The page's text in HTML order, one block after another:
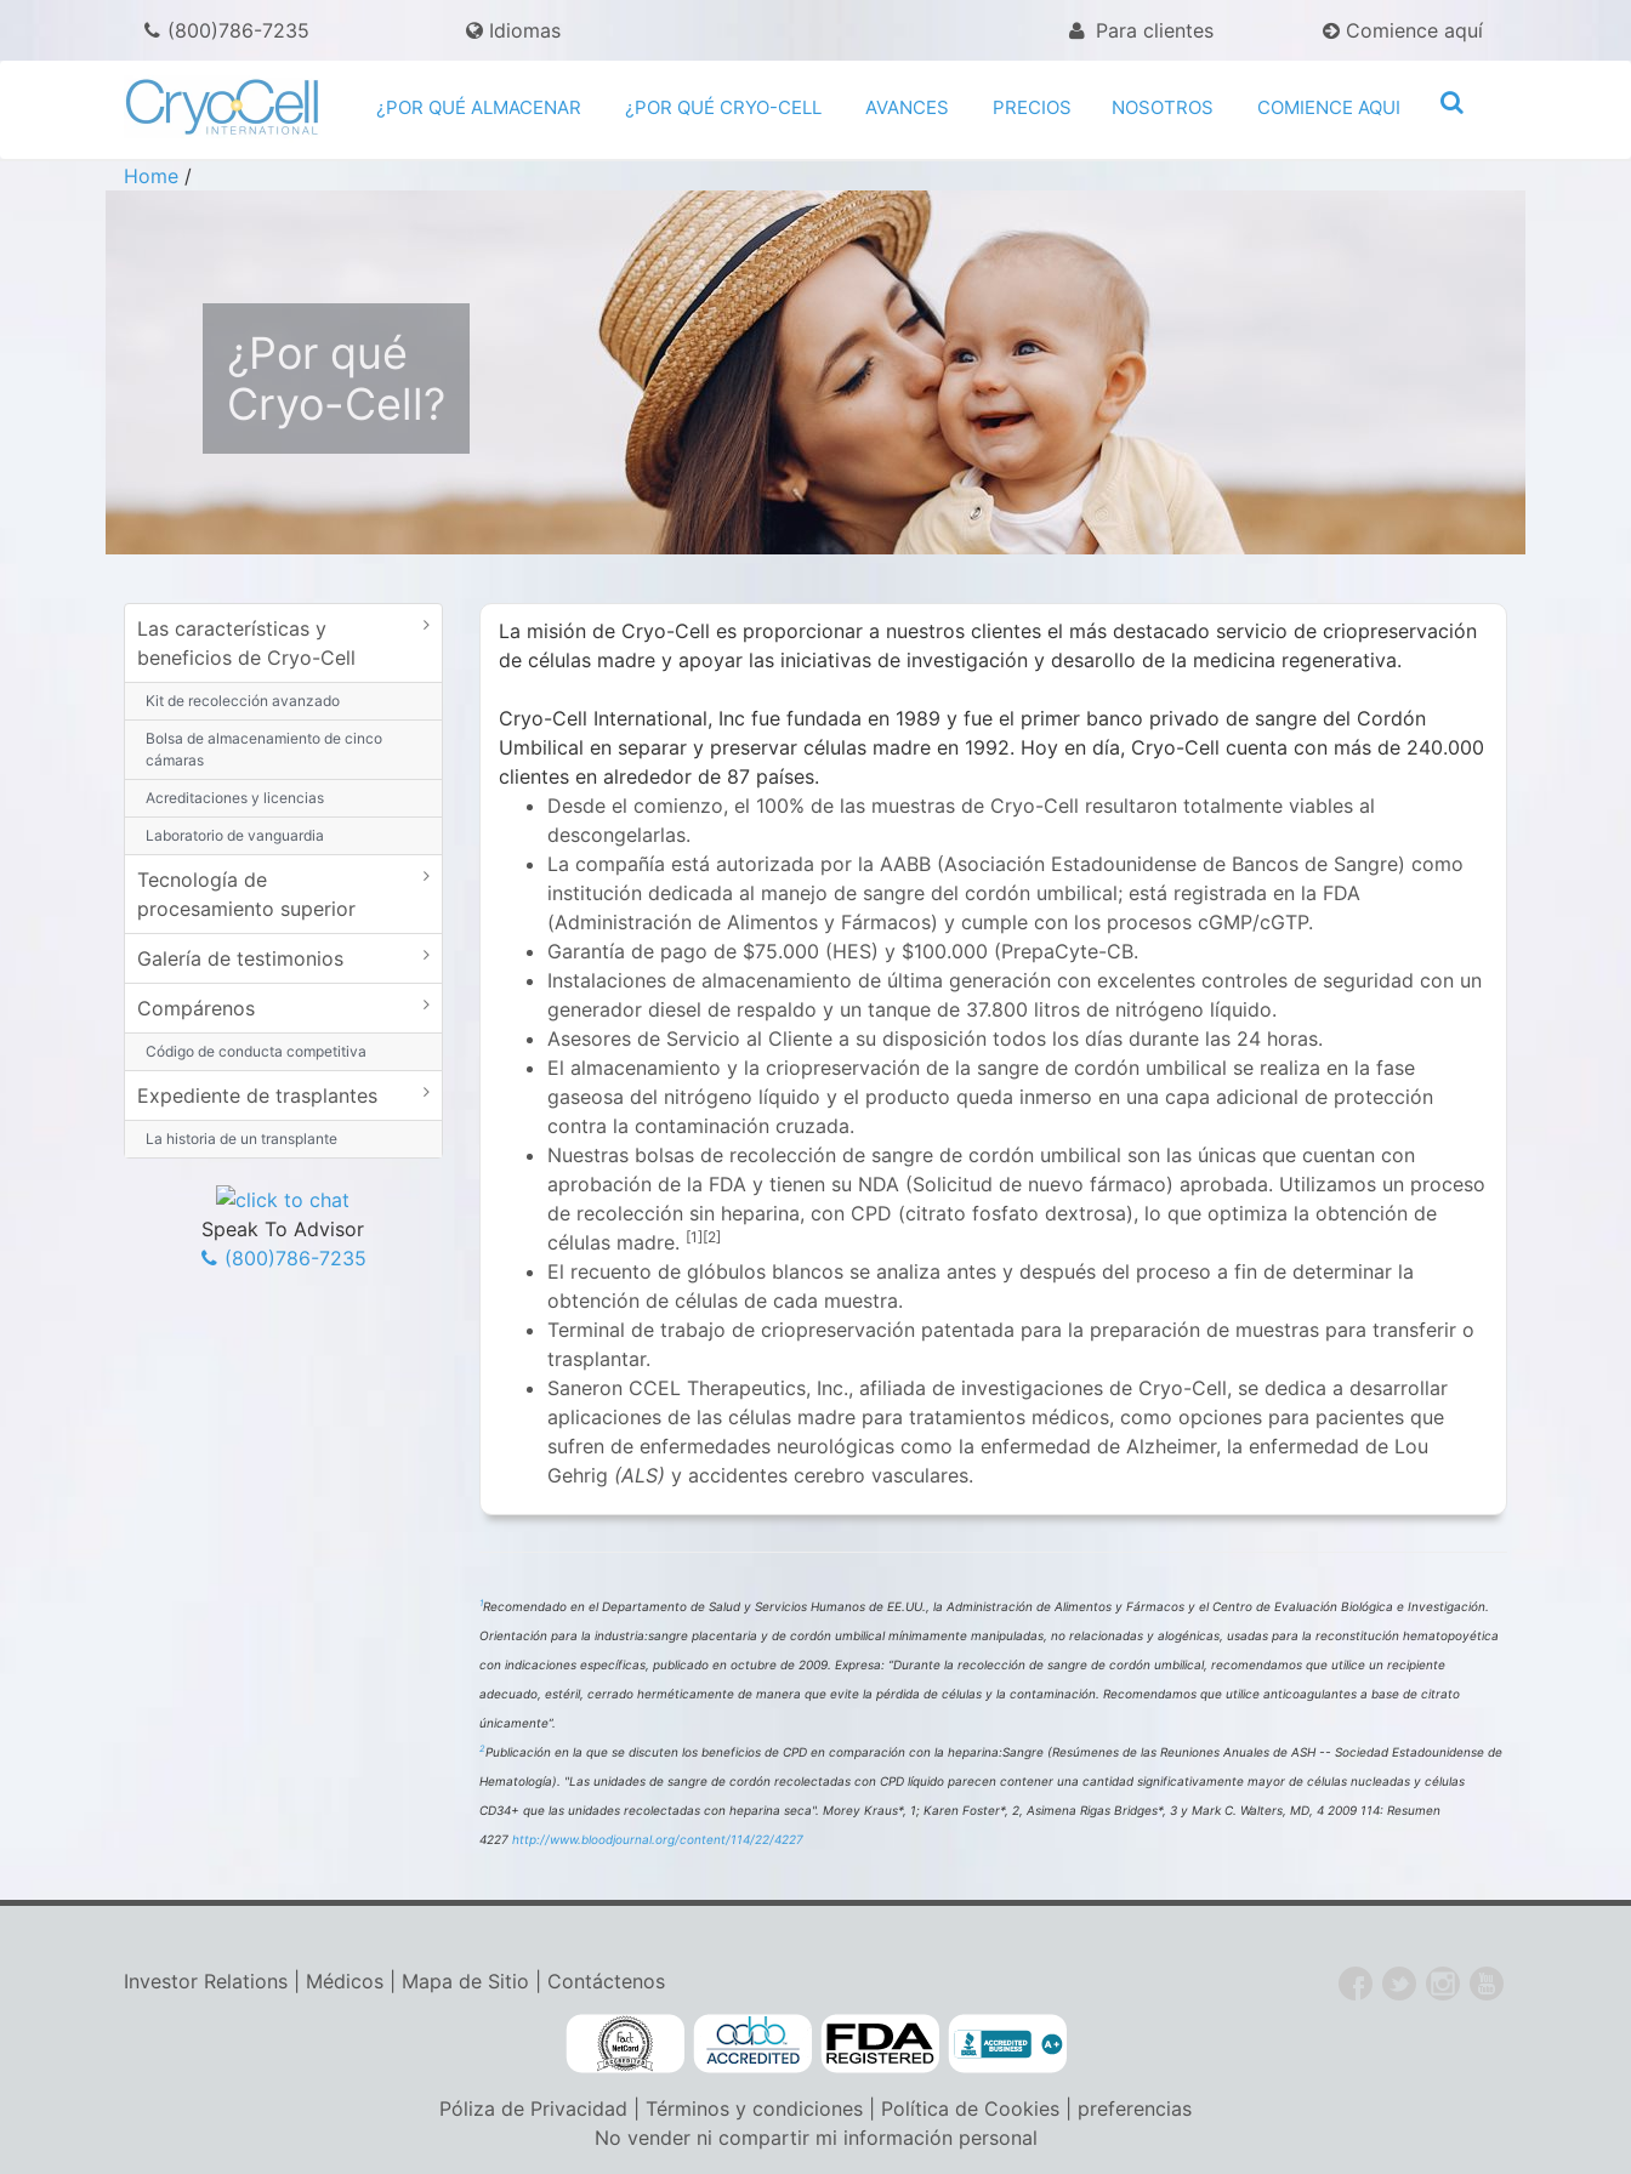
(800)786-7235 Idiomas Para clientes Comience aquí
¿POR QUÉ ALMACENAR ¿POR QUÉ CRYO-CELL AVANCES PRECIOS NOSOTROS COMIENCE AQUI
Home /
¿Por qué
Cryo-Cell?
Las características y
beneficios de Cryo-Cell
Kit de recolección avanzado
Bolsa de almacenamiento de cinco
cámaras
Acreditaciones y licencias
Laboratorio de vanguardia
Tecnología de
procesamiento superior
Galería de testimonios
Compárenos
Código de conducta competitiva
Expediente de trasplantes
La historia de un transplante
Speak To Advisor
(800)786-7235
La misión de Cryo-Cell es proporcionar a nuestros clientes el más destacado servicio de criopreservación
de células madre y apoyar las iniciativas de investigación y desarollo de la medicina regenerativa.
Cryo-Cell International, Inc fue fundada en 1989 y fue el primer banco privado de sangre del Cordón
Umbilical en separar y preservar células madre en 1992. Hoy en día, Cryo-Cell cuenta con más de 240.000
clientes en alrededor de 87 países.
Desde el comienzo, el 100% de las muestras de Cryo-Cell resultaron totalmente viables al
descongelarlas.
La compañía está autorizada por la AABB (Asociación Estadounidense de Bancos de Sangre) como
institución dedicada al manejo de sangre del cordón umbilical; está registrada en la FDA
(Administración de Alimentos y Fármacos) y cumple con los procesos cGMP/cGTP.
Garantía de pago de $75.000 (HES) y $100.000 (PrepaCyte-CB.
Instalaciones de almacenamiento de última generación con excelentes controles de seguridad con un
generador diesel de respaldo y un tanque de 37.800 litros de nitrógeno líquido.
Asesores de Servicio al Cliente a su disposición todos los días durante las 24 horas.
El almacenamiento y la criopreservación de la sangre de cordón umbilical se realiza en la fase
gaseosa del nitrógeno líquido y el producto queda inmerso en una capa adicional de protección
contra la contaminación cruzada.
Nuestras bolsas de recolección de sangre de cordón umbilical son las únicas que cuentan con
aprobación de la FDA y tienen su NDA (Solicitud de nuevo fármaco) aprobada. Utilizamos un proceso
de recolección sin heparina, con CPD (citrato fosfato dextrosa), lo que optimiza la obtención de
células madre. [1][2]
El recuento de glóbulos blancos se analiza antes y después del proceso a fin de determinar la
obtención de células de cada muestra.
Terminal de trabajo de criopreservación patentada para la preparación de muestras para transferir o
trasplantar.
Saneron CCEL Therapeutics, Inc., afiliada de investigaciones de Cryo-Cell, se dedica a desarrollar
aplicaciones de las células madre para tratamientos médicos, como opciones para pacientes que
sufren de enfermedades neurológicas como la enfermedad de Alzheimer, la enfermedad de Lou
Gehrig (ALS) y accidentes cerebro vasculares.
1Recomendado en el Departamento de Salud y Servicios Humanos de EE.UU., la Administración de Alimentos y Fármacos y el Centro de Evaluación Biológica e Investigación.
Orientación para la industria:sangre placentaria y de cordón umbilical mínimamente manipuladas, no relacionadas y alogénicas, usadas para la reconstitución hematopoyética
con indicaciones específicas, publicado en octubre de 2009. Expresa: “Durante la recolección de sangre de cordón umbilical, recomendamos que utilice un recipiente
adecuado, estéril, cerrado herméticamente de manera que evite la pérdida de células y la contaminación. Recomendamos que utilice anticoagulantes a base de citrato
únicamente”.
2Publicación en la que se discuten los beneficios de CPD en comparación con la heparina:Sangre (Resúmenes de las Reuniones Anuales de ASH -- Sociedad Estadounidense de
Hematología). "Las unidades de sangre de cordón recolectadas con CPD líquido parecen contener una cantidad significativamente mayor de células nucleadas y células
CD34+ que las unidades recolectadas con heparina seca". Morey Kraus*, 1; Karen Foster*, 2, Asimena Rigas Bridges*, 3 y Mark C. Walters, MD, 4 2009 114: Resumen
4227 http://www.bloodjournal.org/content/114/22/4227
Investor Relations Médicos Mapa de Sitio Contáctenos
Póliza de Privacidad Términos y condiciones Política de Cookies
preferencias
No vender ni compartir mi información personal